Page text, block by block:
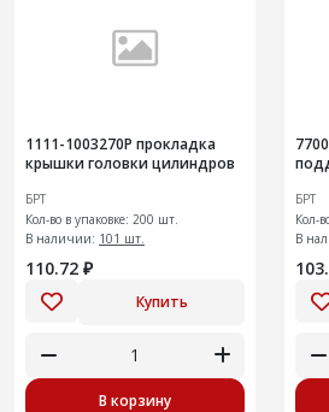
1111-1003270Р прокладка
крышки головки цилиндров
БРТ
Кол-во в упаковке: 200 шт.
В наличии: 101 шт.
110.72 ₽
Купить
В корзину
БРТ
Кол-
В